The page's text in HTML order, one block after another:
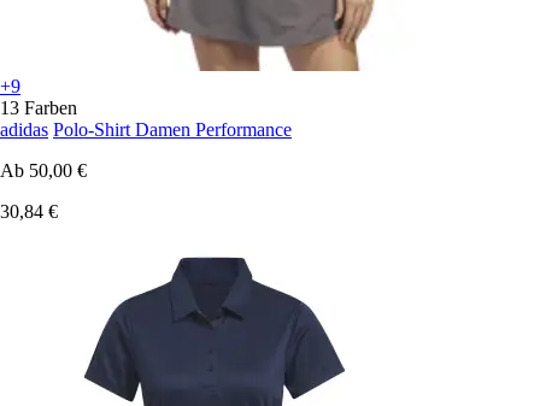
+9
13 Farben
adidas Polo-Shirt Damen Performance
Ab 50,00 €
30,84 €